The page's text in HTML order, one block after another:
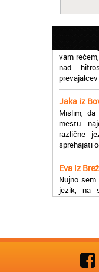
vam
nad
Jaka iz
Mislim,
mestu
različne
sprehajati
Eva iz
jezik, na
Uslužni,